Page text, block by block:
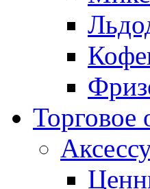
Торговое